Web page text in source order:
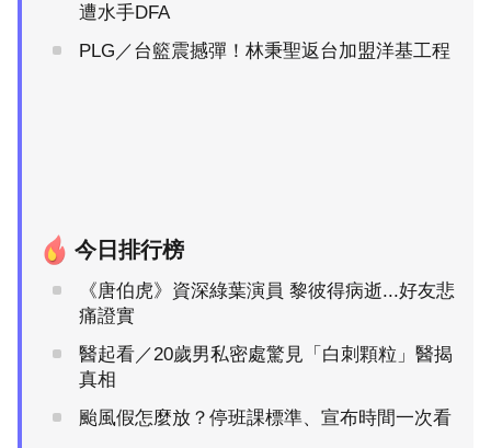
遭水手DFA
PLG／台籃震撼彈！林秉聖返台加盟洋基工程
今日排行榜
《唐伯虎》資深綠葉演員 黎彼得病逝...好友悲
痛證實
醫起看／20歲男私密處驚見「白刺顆粒」醫揭
真相
颱風假怎麼放？停班課標準、宣布時間一次看